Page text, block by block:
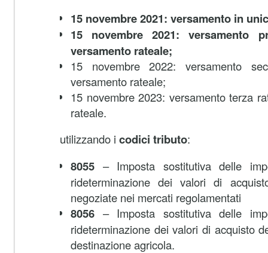
15 novembre 2021: versamento in
15 novembre 2021: versamento
versamento rateale;
15 novembre 2022: versamento
versamento rateale;
15 novembre 2023: versamento terza
rateale.
utilizzando i codici tributo:
8055 – Imposta sostitutiva delle
rideterminazione dei valori di
negoziate nei mercati regolamentati
8056 – Imposta sostitutiva delle
rideterminazione dei valori di acquisto
destinazione agricola.